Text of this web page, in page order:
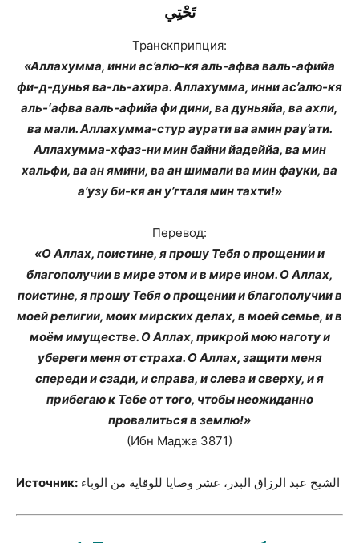
تَحْتِي
Транскприпция:
«Аллахумма, инни ас’алю-кя аль-афва валь-афийа
фи-д-дунья ва-ль-ахира. Аллахумма, инни ас’алю-кя
аль-‘афва валь-афийа фи дини, ва дуньяйа, ва ахли,
ва мали. Аллахумма-стур аурати ва амин рау’ати.
Аллахумма-хфаз-ни мин байни йадеййа, ва мин
хальфи, ва ан ямини, ва ан шимали ва мин фауки, ва
а’узу би-кя ан у’гталя мин тахти!»
Перевод:
«О Аллах, поистине, я прошу Тебя о прощении и
благополучии в мире этом и в мире ином. О Аллах,
поистине, я прошу Тебя о прощении и благополучии в
моей религии, моих мирских делах, в моей семье, и в
моём имуществе. О Аллах, прикрой мою наготу и
убереги меня от страха. О Аллах, защити меня
спереди и сзади, и справа, и слева и сверху, и я
прибегаю к Тебе от того, чтобы неожиданно
провалиться в землю!»
(Ибн Маджа 3871)
Источник: الشيح عبد الرزاق البدر، عشر وصايا للوقاية من الوباء